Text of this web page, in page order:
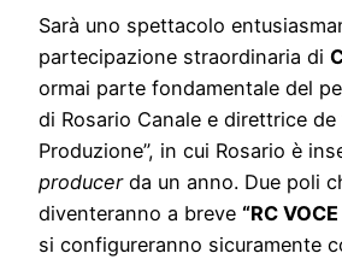
Sarà uno spettacolo
partecipazione straordinaria di
ormai parte fondamentale del
di Rosario Canale e direttrice de
Produzione”, in cui Rosario è
producerda un anno. Due poli
diventeranno a breve “RC
si configureranno sicuramente